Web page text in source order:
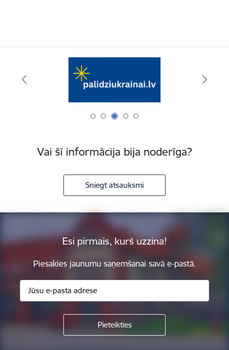
Vai šī informācija bija noderīga?
Sniegt atsauksmi
Esi pirmais, kurš uzzina!
Piesakies jaunumu saņemšanai savā e-pastā.